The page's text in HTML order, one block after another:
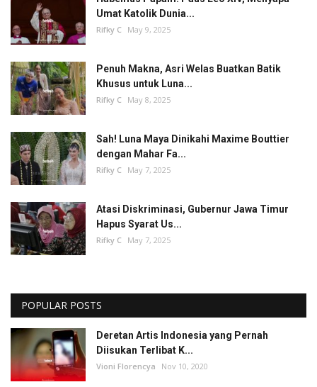
Umat Katolik Dunia...
Rifky C May 9, 2025
Penuh Makna, Asri Welas Buatkan Batik
Khusus untuk Luna...
Rifky C May 8, 2025
Sah! Luna Maya Dinikahi Maxime Bouttier
dengan Mahar Fa...
Rifky C May 7, 2025
Atasi Diskriminasi, Gubernur Jawa Timur
Hapus Syarat Us...
Rifky C May 7, 2025
POPULAR POSTS
Deretan Artis Indonesia yang Pernah
Diisukan Terlibat K...
Vioni Florencya Nov 10, 2020